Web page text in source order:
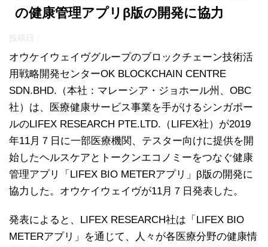
の健康管理アプリβ版の開発に協力
投稿日：
オウケイウェイヴグループのブロックチェーン技術活
用戦略開発センターOK BLOCKCHAIN CENTRE
SDN.BHD.（本社：マレーシア・ジョホール州、OBC
社）は、医療健康サービス事業を手がけるシンガポー
ルのLIFEX RESEARCH PTE.LTD.（LIFEX社）が2019
年11月７日に一部医療機関、テスター向けに提供を開
始したヘルスケアとトークンエコノミーをつなぐ健康
管理アプリ「LIFEX BIO METERアプリ」β版の開発に
協力した。オウケイウェイヴが11月７日発表した。
発表によると、LIFEX RESEARCH社は「LIFEX BIO
METERアプリ」を通じて、人々が各医療分野の健康情